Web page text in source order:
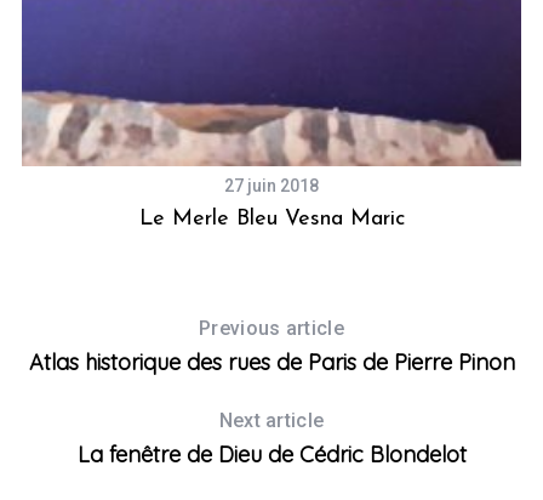
27 juin 2018
Le Merle Bleu Vesna Maric
Previous article
Atlas historique des rues de Paris de Pierre Pinon
Next article
La fenêtre de Dieu de Cédric Blondelot